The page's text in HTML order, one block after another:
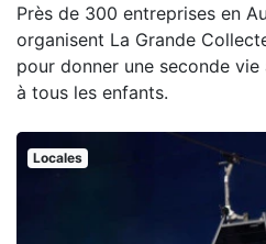
Près de 300 entreprises en
organisent La Grande
pour donner une seconde
à tous les enfants.
Locales